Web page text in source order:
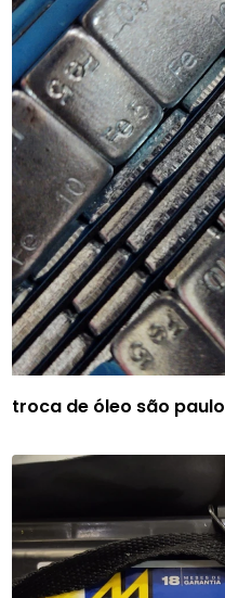
troca de óleo são paulo